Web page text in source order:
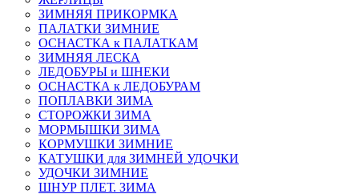
ЗИМНЯЯ ПРИКОРМКА
ПАЛАТКИ ЗИМНИЕ
ОСНАСТКА к ПАЛАТКАМ
ЗИМНЯЯ ЛЕСКА
ЛЕДОБУРЫ и ШНЕКИ
ОСНАСТКА к ЛЕДОБУРАМ
ПОПЛАВКИ ЗИМА
СТОРОЖКИ ЗИМА
МОРМЫШКИ ЗИМА
КОРМУШКИ ЗИМНИЕ
КАТУШКИ для ЗИМНЕЙ УДОЧКИ
УДОЧКИ ЗИМНИЕ
ШНУР ПЛЕТ. ЗИМА